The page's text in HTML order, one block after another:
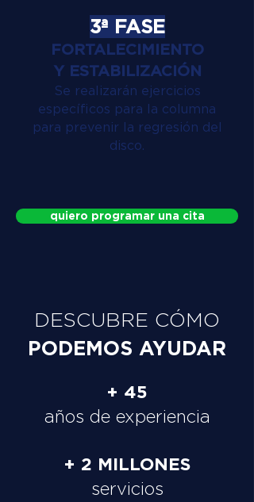
3ª FASE
FORTALECIMIENTO
Y ESTABILIZACIÓN
Se realizarán ejercicios
específicos para la columna
para prevenir la regresión del
disco.
quiero programar una cita
DESCUBRE CÓMO
PODEMOS AYUDAR
+ 45
años de experiencia
+ 2 MILLONES
servicios